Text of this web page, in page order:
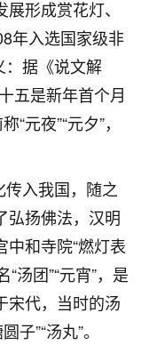
形成赏花灯、
年入选国家级非
：据《说文解
五是新年首个月
元夜”“元夕”，
入我国，随之
弘扬佛法，汉明
和寺院“燃灯表
汤团”“元宵”，是
宋代，当时的汤
子”“汤丸”。
客吗？�
32
老师，跟老师聊过
议，处理了一些因
多，主要是心情好
体会了。
之后，最大的感
般皆是命，半点